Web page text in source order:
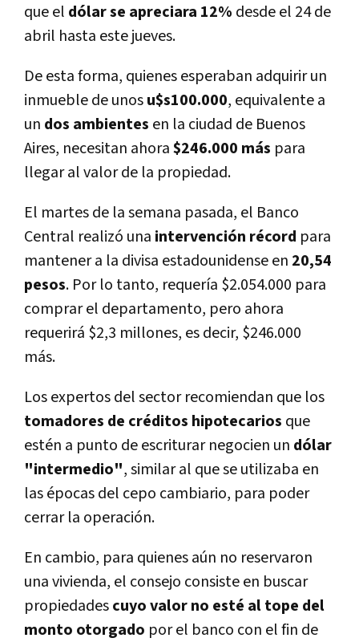
que el dólar se apreciara 12% desde el 24 de
abril hasta este jueves.
De esta forma, quienes esperaban adquirir un
inmueble de unosu$s100.000, equivalente a
un dos ambientes en la ciudad de Buenos
Aires, necesitan ahora$246.000 más para
llegar al valor de la propiedad.
El martes de la semana pasada, el Banco
Central realizó una intervención récord para
mantener a la divisa estadounidense en 20,54
pesos. Por lo tanto, requerí­a $2.054.000 para
comprar el departamento, pero ahora
requerirá $2,3 millones, es decir, $246.000
más.
Los expertos del sector recomiendan que los
tomadores de créditos hipotecarios que
estén a punto de escriturar negocien un dólar
"intermedio", similar al que se utilizaba en
las épocas del cepo cambiario, para poder
cerrar la operación.
En cambio, para quienes aún no reservaron
una vivienda, el consejo consiste en buscar
propiedadescuyo valor no esté al tope del
monto otorgado por el banco con el fin de